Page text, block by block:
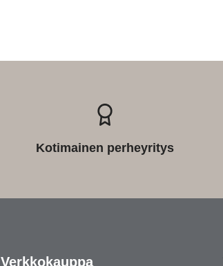
Kotimainen perheyritys
Verkkokauppa